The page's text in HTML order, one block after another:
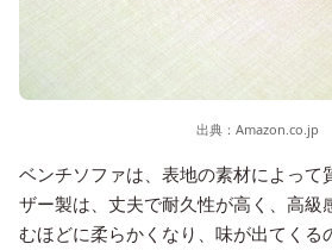
出典： Amazon.co.jp
ベンチソファは、表地の素材によって
ザー製は、丈夫で耐久性が高く、高級
むほどに柔らかくなり、味が出てくる